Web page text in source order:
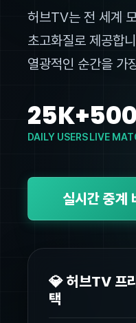
허브TV는 전 세계
초고화질로 제공합
열광적인 순간을 가
25K+
DAILY USERSLIVE
실시간 중계
💎 허브TV 프
택